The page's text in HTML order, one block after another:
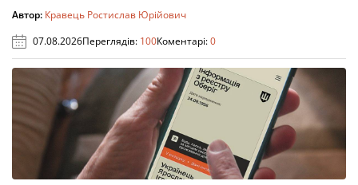
Автор: Кравець Ростислав Юрійович
07.08.2026Переглядів: 100Коментарі:0